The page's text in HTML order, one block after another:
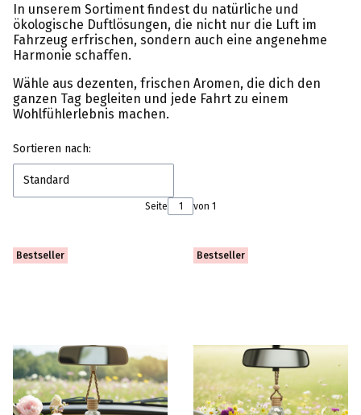
In unserem Sortiment findest du natürliche und
ökologische Duftlösungen, die nicht nur die Luft im
Fahrzeug erfrischen, sondern auch eine angenehme
Harmonie schaffen.
Wähle aus dezenten, frischen Aromen, die dich den
ganzen Tag begleiten und jede Fahrt zu einem
Wohlfühlerlebnis machen.
Produktliste
Sortieren nach:
Standard
Seite von 1
Bestseller Bestseller